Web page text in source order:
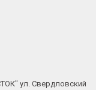
ул. Свердловский